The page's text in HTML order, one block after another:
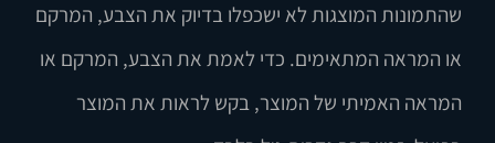
שהתמונות המוצגות לא ישכפלו בדיוק את הצבע, המרקם
או המראה המתאימים. כדי לאמת את הצבע, המרקם או
המראה האמיתי של המוצר, בקש לראות את המוצר